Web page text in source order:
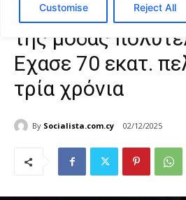
Customise Reject All
Το μεγάλο σοκ
της μόδας
Εχασε 70 εκατ.
τρία χρόνια
By Socialista.com.cy 02/12/2025